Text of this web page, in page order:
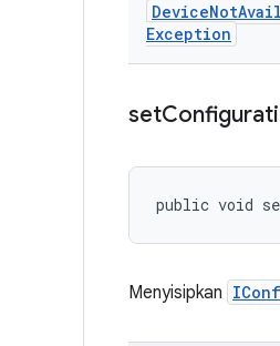
DeviceNot
Exception
set
public void
Menyisipkan